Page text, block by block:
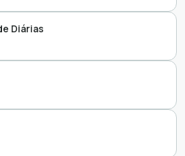
1Doc
Diárias
1Doc
1Doc